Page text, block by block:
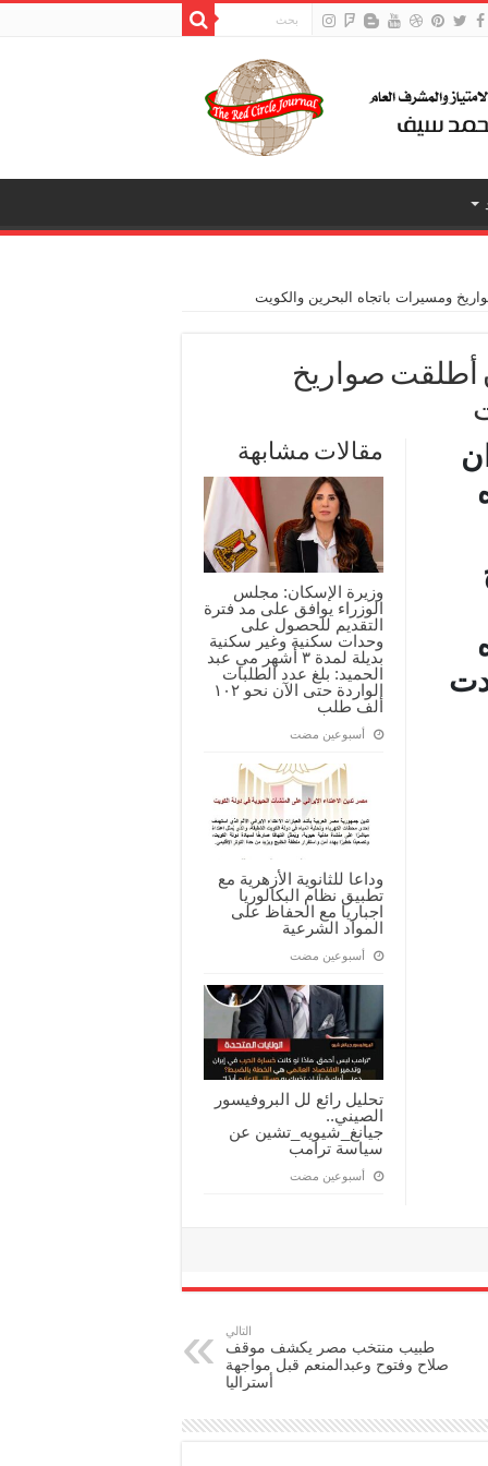
ومسيرات باتجاه البحرين والكويت
أطلقت صواريخ
مقالات مشابهة
وزيرة الإسكان: مجلس
الوزراء يوافق على مد فترة
التقديم للحصول على
وحدات سكنية وغير سكنية
بديلة لمدة ٣ أشهر مي عبد
الحميد: بلغ عدد الطلبات
الواردة حتى الآن نحو ١٠٢
ألف طلب
‏أسبوعين مضت
وداعا للثانوية الأزهرية مع
تطبيق نظام البكالوريا
اجباريا مع الحفاظ على
المواد الشرعية
‏أسبوعين مضت
تحليل رائع لل البروفيسور
الصيني..
جيانغ_شيويه_تشين عن
سياسة ترامب
‏أسبوعين مضت
التالي
طبيب منتخب مصر يكشف موقف
صلاح وفتوح وعبدالمنعم قبل مواجهة
أستراليا